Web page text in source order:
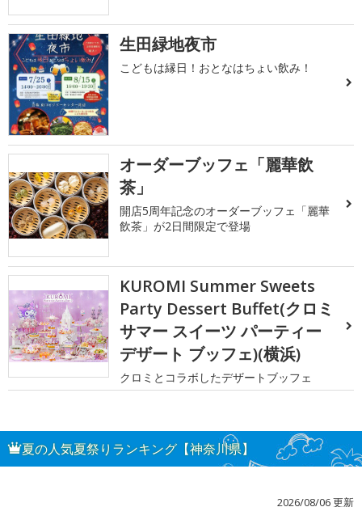
生田緑地夜市
こどもは縁日！おとなはちょい飲み！
オーダーブッフェ「麗華飲
茶」
開店5周年記念のオーダーブッフェ「麗華
飲茶」が2日間限定で登場
KUROMI Summer Sweets
Party Dessert Buffet(クロミ
サマー スイーツ パーティー
デザート ブッフェ)(横浜)
クロミとコラボしたデザートブッフェ
夏の人気夏祭りランキング【神奈川県】
2026/08/06 更新